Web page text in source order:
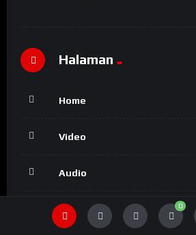
0
Halaman
Home
Video
Audio
Login